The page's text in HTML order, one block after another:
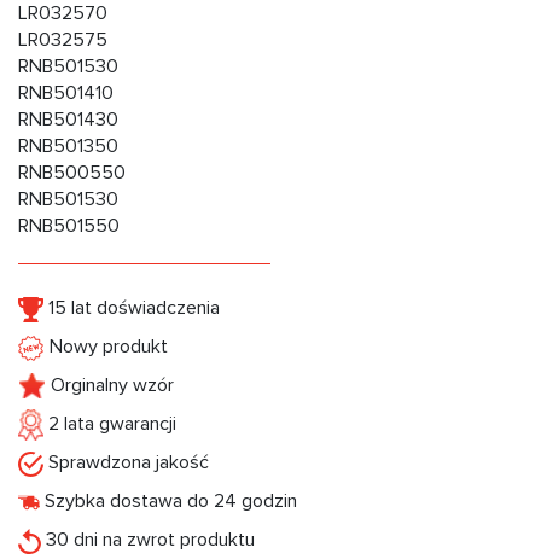
LR032570
LR032575
RNB501530
RNB501410
RNB501430
RNB501350
RNB500550
RNB501530
RNB501550
15 lat doświadczenia
Nowy produkt
Orginalny wzór
2 lata gwarancji
Sprawdzona jakość
Szybka dostawa do 24 godzin
30 dni na zwrot produktu